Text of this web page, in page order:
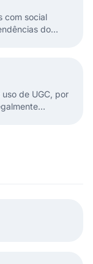
com social
do
de UGC, por